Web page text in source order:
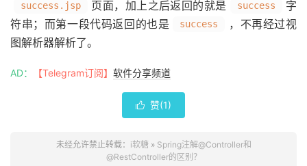
success.jsp 页面，加上之后返回的就是 success
字
符串；而第一段代码返回的也是
success
，不再经过视
图解析器解析了。
AD： 【Telegram订阅】 软件分享频道
 赞(1)
未经允许禁止转载： i软糖» Spring注解@Controller和
@RestController的区别？